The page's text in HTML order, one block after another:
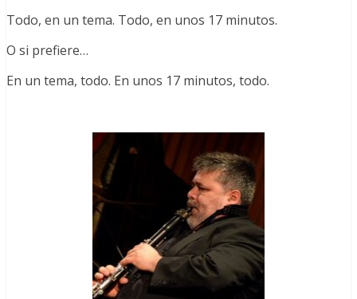
Todo, en un tema. Todo, en unos 17 minutos.
O si prefiere…
En un tema, todo. En unos 17 minutos, todo.